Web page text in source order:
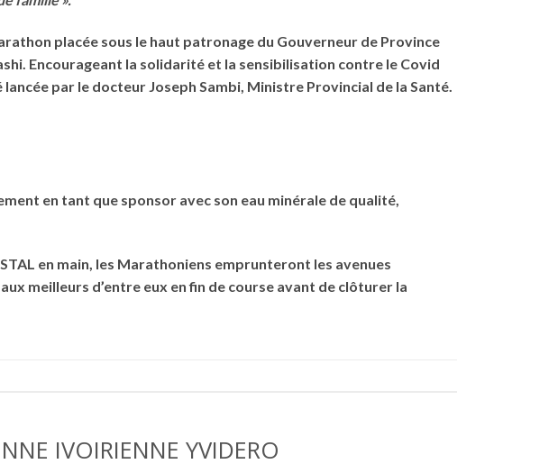
placée sous le haut patronage du Gouverneur de Province
Encourageant la solidarité et la sensibilisation contre le Covid
par le docteur Joseph Sambi, Ministre Provincial de la Santé.
en tant que sponsor avec son eau minérale de qualité,
en main, les Marathoniens emprunteront les avenues
meilleurs d’entre eux en fin de course avant de clôturer la
IVOIRIENNE YVIDERO